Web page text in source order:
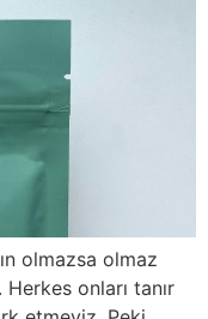
olmazsa olmaz
onları tanır